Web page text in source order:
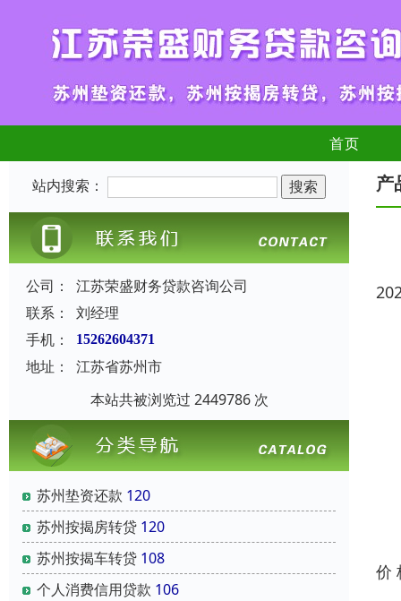
首页
站内搜索：
公司：
江苏荣盛财务贷款咨询公司
联系：
刘经理
手机：
15262604371
地址：
江苏省苏州市
本站共被浏览过 2449786 次
苏州垫资还款 120
苏州按揭房转贷 120
苏州按揭车转贷 108
个人消费信用贷款 106
产
价